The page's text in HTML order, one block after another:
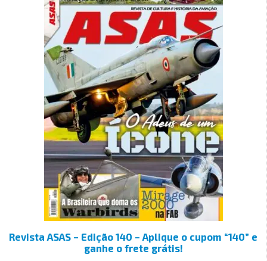
Revista ASAS – Edição 140 – Aplique o cupom “140” e
ganhe o frete grátis!